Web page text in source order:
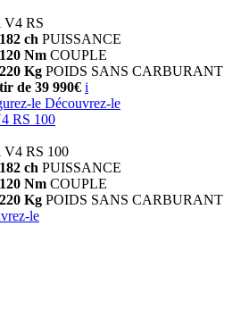
V4 RS
182 ch PUISSANCE
120 Nm COUPLE
220 Kg POIDS SANS CARBURANT
de 39 990€ i
le Découvrez-le
RS 100
V4 RS 100
182 ch PUISSANCE
120 Nm COUPLE
220 Kg POIDS SANS CARBURANT
le